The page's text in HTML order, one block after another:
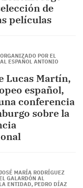
de
películas
POR EL
ESPAÑOL ANTONIO
Lucas Martín,
español,
conferencia
sobre la
MARÍA RODRÍGUEZ
GALARDÓN AL
ENTIDAD, PEDRO DÍAZ